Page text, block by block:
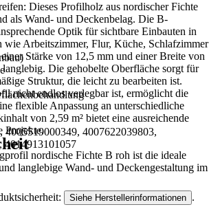
4005519000349, 4007622039803,
4014913101057
Dieses Profilholz aus nordischer Fichte
als Wand- und Deckenbelag. Die B-
Optik für sichtbare Einbauten in
wie Arbeitszimmer, Flur, Küche, Schlafzimmer
Stärke von 12,5 mm und einer Breite von
Die gehobelte Oberfläche sorgt für
Struktur, die leicht zu bearbeiten ist.
nicht endlos verlegbar ist, ermöglicht die
flexible Anpassung an unterschiedliche
von 2,59 m² bietet eine ausreichende
Projekte.
nordische Fichte B roh ist die ideale
langlebige Wand- und Deckengestaltung im
Siehe Herstellerinformationen .